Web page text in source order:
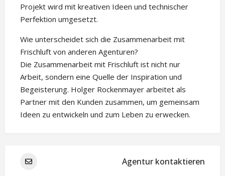
Projekt wird mit kreativen Ideen und technischer
Perfektion umgesetzt.
Wie unterscheidet sich die Zusammenarbeit mit
Frischluft von anderen Agenturen?
Die Zusammenarbeit mit Frischluft ist nicht nur
Arbeit, sondern eine Quelle der Inspiration und
Begeisterung. Holger Rockenmayer arbeitet als
Partner mit den Kunden zusammen, um gemeinsam
Ideen zu entwickeln und zum Leben zu erwecken.
Agentur kontaktieren